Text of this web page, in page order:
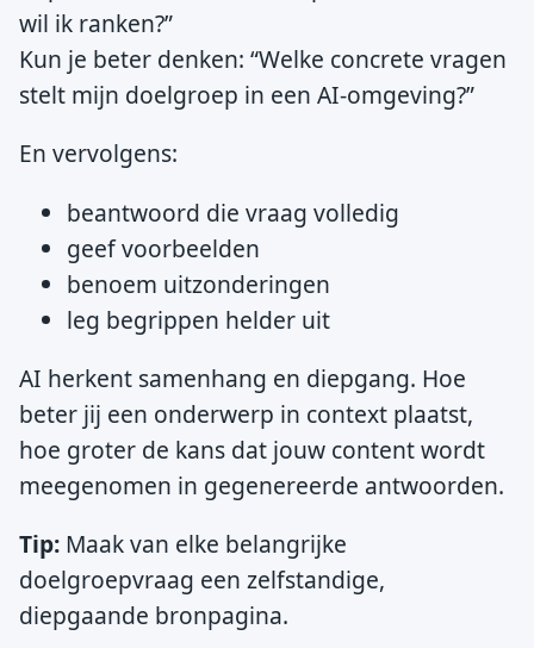
wil ik ranken?”
Kun je beter denken: “Welke concrete vragen
stelt mijn doelgroep in een AI-omgeving?”
En vervolgens:
beantwoord die vraag volledig
geef voorbeelden
benoem uitzonderingen
leg begrippen helder uit
AI herkent samenhang en diepgang. Hoe
beter jij een onderwerp in context plaatst,
hoe groter de kans dat jouw content wordt
meegenomen in gegenereerde antwoorden.
Tip: Maak van elke belangrijke
doelgroepvraag een zelfstandige,
diepgaande bronpagina.